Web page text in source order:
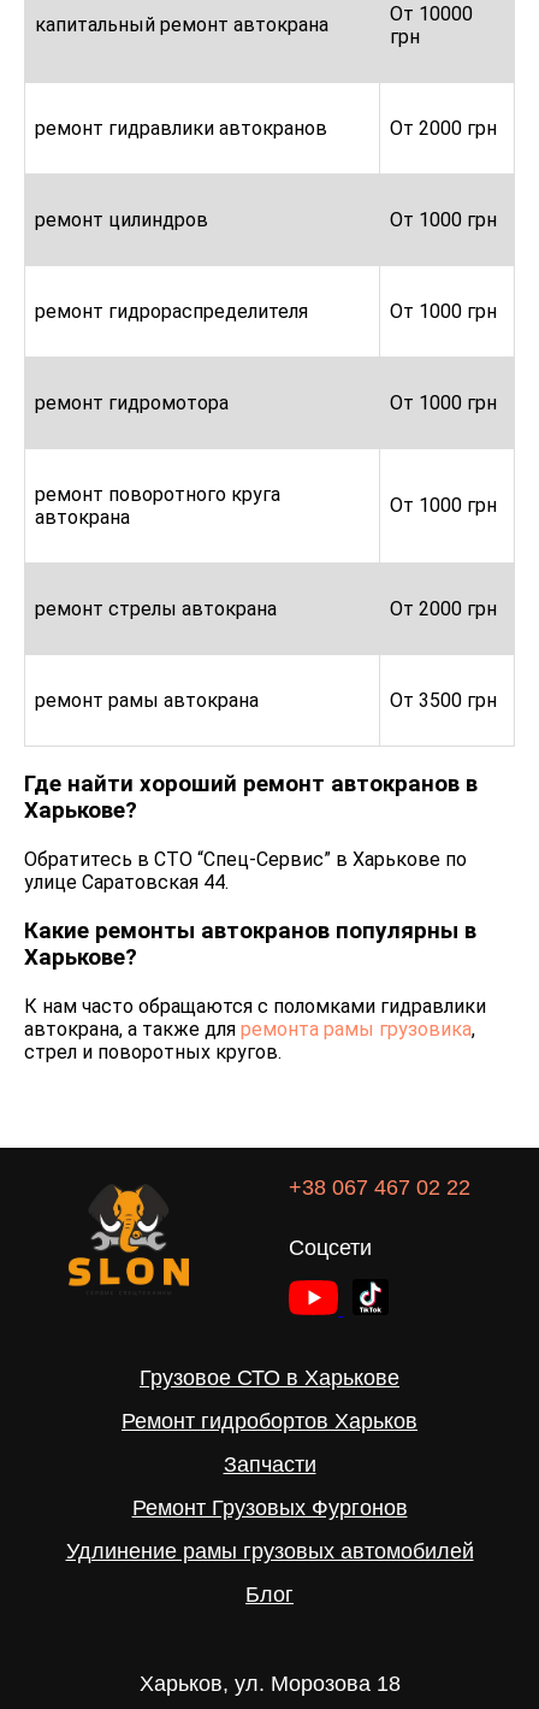
капитальный ремонт автокрана
От 10000
грн
ремонт гидравлики автокранов От 2000 грн
ремонт цилиндров От 1000 грн
ремонт гидрораспределителя От 1000 грн
ремонт гидромотора От 1000 грн
ремонт поворотного круга
автокрана
От 1000 грн
ремонт стрелы автокрана От 2000 грн
ремонт рамы автокрана От 3500 грн
Где найти хороший ремонт автокранов в
Харькове?
Обратитесь в СТО “Спец-Сервис” в Харькове по
улице Саратовская 44.
Какие ремонты автокранов популярны в
Харькове?
К нам часто обращаются с поломками гидравлики
автокрана, а также для ремонта рамы грузовика,
стрел и поворотных кругов.
+38 067 467 02 22
Соцсети
Грузовое СТО в Харькове
Ремонт гидробортов Харьков
Запчасти
Ремонт Грузовых Фургонов
Удлинение рамы грузовых автомобилей
Блог
Харьков, ул. Морозова 18